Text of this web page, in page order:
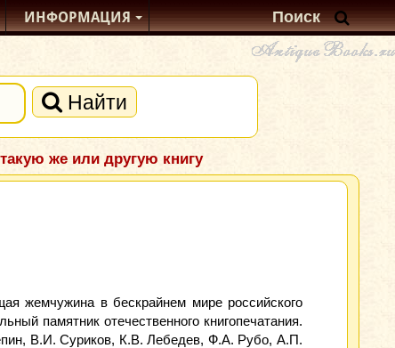
ИНФОРМАЦИЯ
Найти
же или другую книгу
жемчужина в бескрайнем мире российского
памятник отечественного книгопечатания.
В.И. Суриков, К.В. Лебедев, Ф.А. Рубо, А.П.